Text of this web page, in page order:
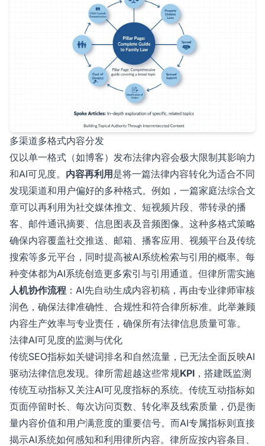
多渠道多格式内容分发
仅以单一格式（如博客）发布法律内容会极大限制其影响力
和AI可见度。 内容再利用是将一篇法律内容转化为适合不同
发现渠道和用户偏好的多种格式。例如，一篇家庭法综合文
章可以再利用为社交媒体推文、短视频片段、带转录的播
客、邮件通讯摘要、信息图表及音频图像。这种多格式策略
确保内容覆盖社交推送、邮箱、播客应用、视频平台及传统
搜索等多元平台，同时提高被AI系统检索与引用的概率。每
种变体都为AI系统创造更多索引与引用通道。但律所需实施
人机协作流程 ：AI先自动生成内容初稿，再由专业律师审核
润色，确保法律准确性、合规性和符合律所标准。此举兼顾
内容生产效率与专业责任，确保所有法律信息质量可靠。
法律AI可见度的监测与优化
传统SEO指标如关键词排名和自然流量，已无法全面反映AI
驱动法律信息发现。律所需超越这些常规KPI ，搭建既监测
传统互动指标又关注AI可见度指标的系统。传统互动指标如
页面停留时长、每次访问页数、转化率及线索质量，仍是衡
量内容价值和用户满意度的重要信号。而AI专属指标则直接
揭示AI系统如何感知和利用律所内容。律所应按内容条目、